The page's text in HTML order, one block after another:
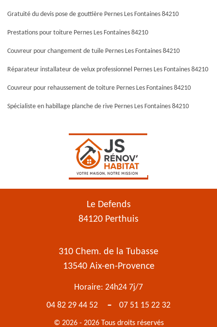
Gratuité du devis pose de gouttière Pernes Les Fontaines 84210
Prestations pour toiture Pernes Les Fontaines 84210
Couvreur pour changement de tuile Pernes Les Fontaines 84210
Réparateur installateur de velux professionnel Pernes Les Fontaines 84210
Couvreur pour rehaussement de toiture Pernes Les Fontaines 84210
Spécialiste en habillage planche de rive Pernes Les Fontaines 84210
Le Defends
84120 Perthuis
310 Chem. de la Tubasse
13540 Aix-en-Provence
Horaire: 24h24 7j/7
04 82 29 44 52
- 07 51 15 22 32
© 2026 - 2026 Tous droits réservés